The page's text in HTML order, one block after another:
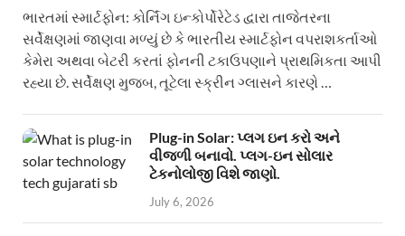
ભારતમાં સ્માર્ટફોન: કોર્નિંગ ઇન્કોર્પોરેટેડ દ્વારા તાજેતરના
સર્વેક્ષણમાં જાણવા મળ્યું છે કે ભારતીય સ્માર્ટફોન વપરાશકર્તાઓ
કેમેરા અથવા બેટરી કરતાં ફોનની ટકાઉપણાને પ્રાથમિકતા આપી
રહ્યા છે. સર્વેક્ષણ મુજબ, તૂટેલા સ્ક્રીન ગ્લાસને કારણે …
Plug-in Solar: પ્લગ ઇન કરો અને
વીજળી બનાવો. પ્લગ-ઇન સોલાર
ટેકનોલોજી વિશે જાણો.
July 6, 2026